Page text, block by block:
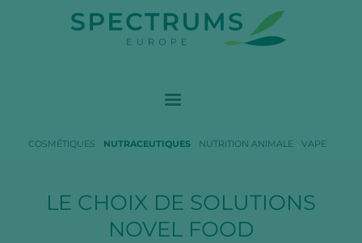
COSMÉTIQUES NUTRACEUTIQUES NUTRITION ANIMALE VAPE
LE CHOIX DE SOLUTIONS
NOVEL FOOD